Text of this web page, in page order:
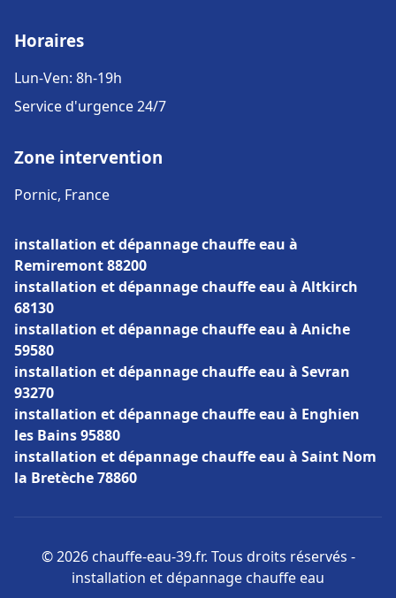
Horaires
Lun-Ven: 8h-19h
Service d'urgence 24/7
Zone intervention
Pornic, France
installation et dépannage chauffe eau à
Remiremont 88200
installation et dépannage chauffe eau à Altkirch
68130
installation et dépannage chauffe eau à Aniche
59580
installation et dépannage chauffe eau à Sevran
93270
installation et dépannage chauffe eau à Enghien
les Bains 95880
installation et dépannage chauffe eau à Saint Nom
la Bretèche 78860
© 2026 chauffe-eau-39.fr. Tous droits réservés -
installation et dépannage chauffe eau